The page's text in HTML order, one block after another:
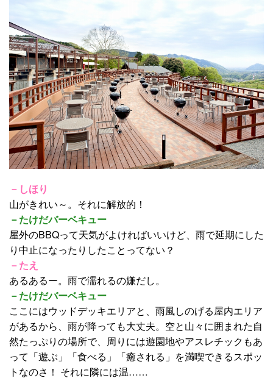
－しほり
山がきれい～。それに解放的！
－たけだバーベキュー
屋外のBBQって天気がよければいいけど、雨で延期にした
り中止になったりしたことってない？
－たえ
あるあるー。雨で濡れるの嫌だし。
－たけだバーベキュー
ここにはウッドデッキエリアと、雨風しのげる屋内エリア
があるから、雨が降っても大丈夫。空と山々に囲まれた自
然たっぷりの場所で、周りには遊園地やアスレチックもあ
って「遊ぶ」「食べる」「癒される」を満喫できるスポッ
トなのさ！ それに隣には温……